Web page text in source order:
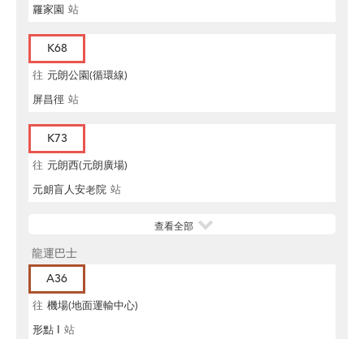
羅家園 站
K68
往 元朗公園(循環線)
屏昌徑 站
K73
往 元朗西(元朗廣場)
元朗盲人安老院 站
查看全部
龍運巴士
A36
往 機場(地面運輸中心)
形點 I 站